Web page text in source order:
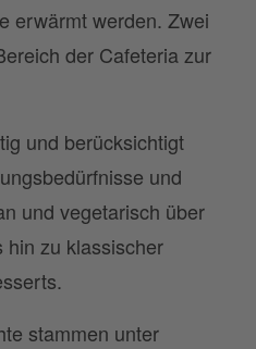
erwärmt werden. Zwei
der Cafeteria zur
und berücksichtigt
und
und vegetarisch über
hin zu klassischer
stammen unter